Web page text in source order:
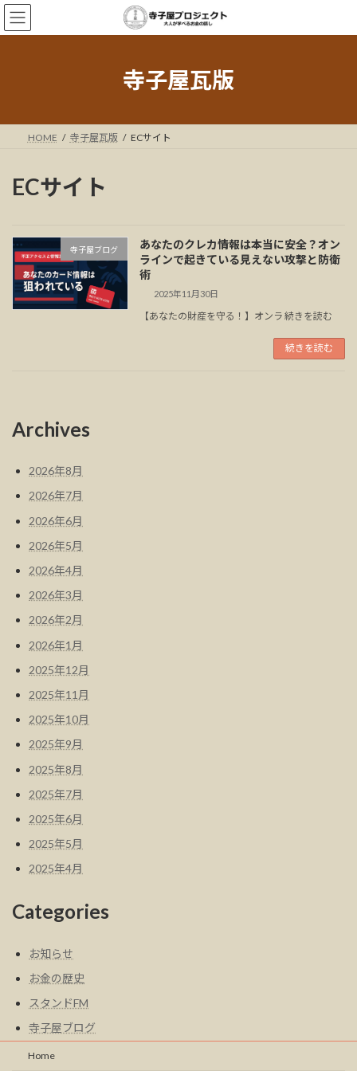
コ
ン
テ
ナ
ビ
ゲ
寺子屋瓦版
HOME 寺子屋瓦版 ECサイト
ECサイト
寺子屋ブログ
あなたのクレカ情報は本当に安全？オン
ラインで起きている見えない攻撃と防衛
術
2025年11月30日
【あなたの財産を守る！】オンラ 続きを読む
続きを読む
Archives
2026年8月
2026年7月
2026年6月
2026年5月
2026年4月
2026年3月
2026年2月
2026年1月
2025年12月
2025年11月
2025年10月
2025年9月
2025年8月
2025年7月
2025年6月
2025年5月
2025年4月
Categories
お知らせ
お金の歴史
スタンドFM
寺子屋ブログ
Home